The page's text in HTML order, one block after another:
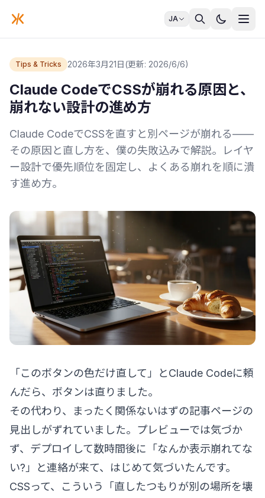
JA
Tips & Tricks 2026年3月21日(更新: 2026/6/6)
Claude CodeでCSSが崩れる原因と、
崩れない設計の進め方
Claude CodeでCSSを直すと別ページが崩れる——
その原因と直し方を、僕の失敗込みで解説。レイヤ
ー設計で優先順位を固定し、よくある崩れを順に潰
す進め方。
「このボタンの色だけ直して」とClaude Codeに頼
んだら、ボタンは直りました。
その代わり、まったく関係ないはずの記事ページの
見出しがずれていました。プレビューでは気づか
ず、デプロイして数時間後に「なんか表示崩れてな
い?」と連絡が来て、はじめて気づいたんです。
CSSって、こういう「直したつもりが別の場所を壊